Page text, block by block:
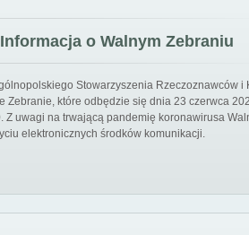
Informacja o Walnym Zebraniu
Stowarzyszenia Rzeczoznawców i
Zebranie, które odbędzie się dnia 23 czerwca
Z uwagi na trwającą pandemię koronawirusa
elektronicznych środków komunikacji.